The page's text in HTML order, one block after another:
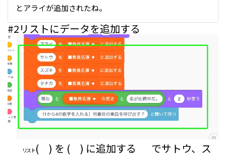
とアライが追加されたね。
#2リストにデータを追加する
リスト( ) を ( ) に追加する
でサトウ、ス